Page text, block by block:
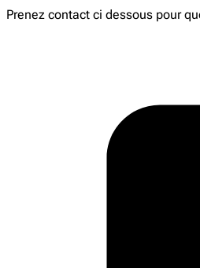
Prenez contact ci dessous pour